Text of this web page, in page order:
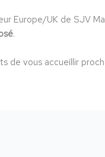
Europe/UK de SJV
.
de vous accueillir